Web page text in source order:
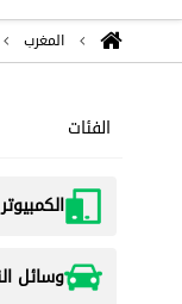
المغرب
الفئات
وسائل